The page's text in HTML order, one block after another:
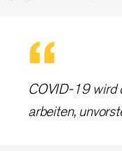
COVID-19 wird
arbeiten,